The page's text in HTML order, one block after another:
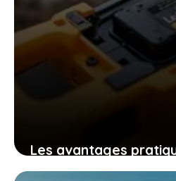
Les avantages
tronçonneuse güde